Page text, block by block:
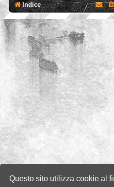
Questo sito utilizza cookie al
Indice